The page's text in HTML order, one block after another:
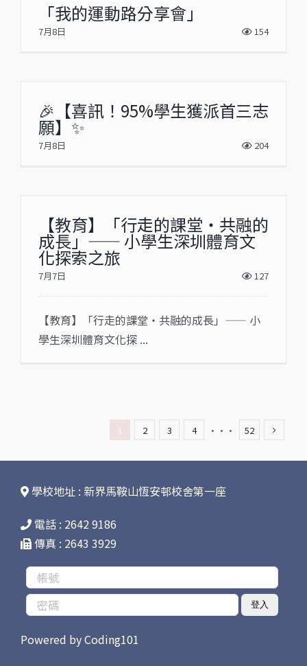
「我的運動路分享會」
7月8日 154
🎉【喜訊！95%學生獲派首三志
願】✨
7月8日 204
【教育】「行走的課堂・共融的
成長」—— 小學生深圳體育文
化探索之旅
7月7日 127
【教育】「行走的課堂・共融的成長」—— 小
學生深圳體育文化探 ...
1 2 3 4 ··· 52
學校地址 : 新界馬鞍山恆安邨校舍第一座
電話 : 2642 9186
傳真 : 2643 3929
登入
Powered byCoding101